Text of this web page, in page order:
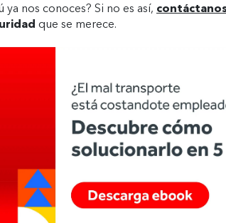
nos conoces? Si no es así,
que se merece.